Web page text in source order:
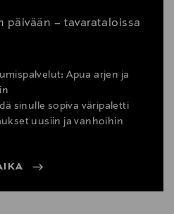
päivään – tavarataloissa
Apua arjen ja
sinulle sopiva väripaletti
uusiin ja vanhoihin